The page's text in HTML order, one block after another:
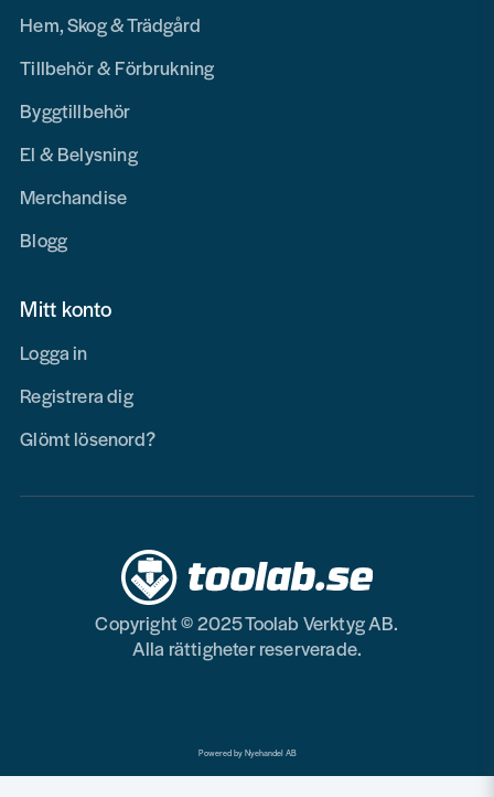
Hem, Skog & Trädgård
Tillbehör & Förbrukning
Byggtillbehör
El & Belysning
Merchandise
Blogg
Mitt konto
Logga in
Registrera dig
Glömt lösenord?
Copyright © 2025 Toolab Verktyg AB.
Alla rättigheter reserverade.
Powered by Nyehandel AB